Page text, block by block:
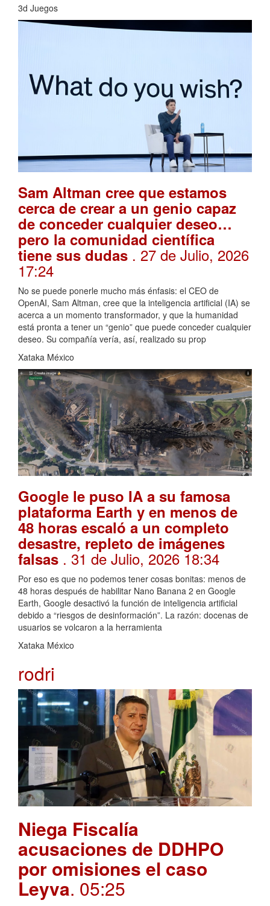
3d Juegos
Sam Altman cree que estamos
cerca de crear a un genio capaz
de conceder cualquier deseo…
pero la comunidad científica
tiene sus dudas . 27 de Julio, 2026
17:24
No se puede ponerle mucho más énfasis: el CEO de
OpenAI, Sam Altman, cree que la inteligencia artificial (IA) se
acerca a un momento transformador, y que la humanidad
está pronta a tener un “genio” que puede conceder cualquier
deseo. Su compañía vería, así, realizado su prop
Xataka México
Google le puso IA a su famosa
plataforma Earth y en menos de
48 horas escaló a un completo
desastre, repleto de imágenes
falsas . 31 de Julio, 2026 18:34
Por eso es que no podemos tener cosas bonitas: menos de
48 horas después de habilitar Nano Banana 2 en Google
Earth, Google desactivó la función de inteligencia artificial
debido a “riesgos de desinformación”. La razón: docenas de
usuarios se volcaron a la herramienta
Xataka México
rodri
Niega Fiscalía
acusaciones de DDHPO
por omisiones el caso
Leyva. 05:25